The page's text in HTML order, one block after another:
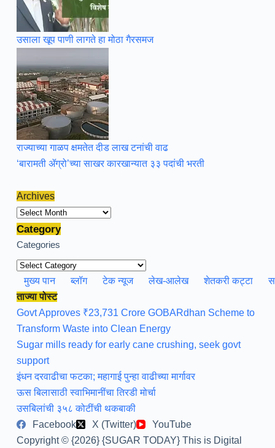
उसाला खूप पाणी लागते हा मोठा गैरसमज
राज्याच्या गाळप क्षमतेत दीड लाख टनांची वाढ
‘बारामती ॲग्रो’च्या साखर कारखान्यात ३३ पदांची भरती
Archives
Archives
Category
Categories
मुख्य पान ब्लॉग टेक न्यूज लेख-आलेख शेतकरी कट्टा
ताज्या पोस्ट
Govt Approves ₹23,731 Crore GOBARdhan Scheme to
Transform Waste into Clean Energy
Sugar mills ready for early cane crushing, seek govt
support
इंधन दरवाढीचा फटका; महागाई पुन्हा वाढीच्या मार्गावर
ऊस बिलासाठी स्वाभिमानींचा तिरडी मोर्चा
उसबिलांची ३५८ कोटींची थकबाकी
Facebook
X (Twitter)
YouTube
Copyright © {2026} {SUGAR TODAY} This is Digital